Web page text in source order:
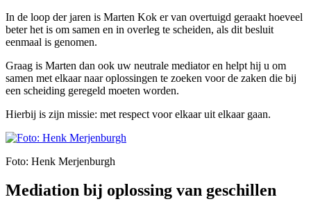
In de loop der jaren is Marten Kok er van overtuigd geraakt hoeveel
beter het is om samen en in overleg te scheiden, als dit besluit
eenmaal is genomen.
Graag is Marten dan ook uw neutrale mediator en helpt hij u om
samen met elkaar naar oplossingen te zoeken voor de zaken die bij
een scheiding geregeld moeten worden.
Hierbij is zijn missie: met respect voor elkaar uit elkaar gaan.
Foto: Henk Merjenburgh
Mediation bij oplossing van geschillen